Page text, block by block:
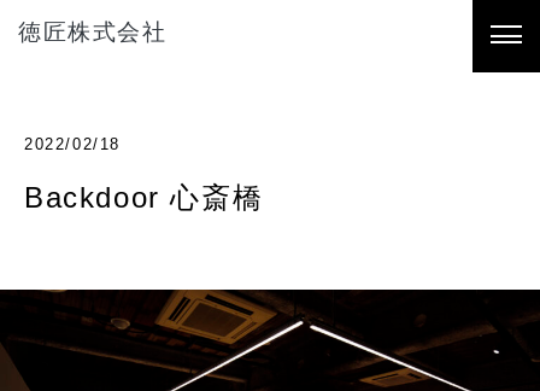
徳匠株式会社
2022/02/18
Backdoor 心斎橋